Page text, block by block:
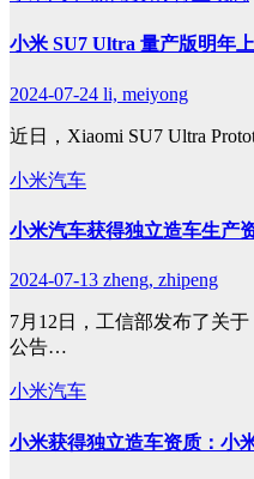
小米 SU7 Ultra 量产版明年
2024-07-24 li, meiyong
近日，Xiaomi SU7 Ultra
小米汽车
小米汽车获得独立造车生产
2024-07-13 zheng, zhipeng
7月12日，工信部发布了关
公告…
小米汽车
小米获得独立造车资质：小